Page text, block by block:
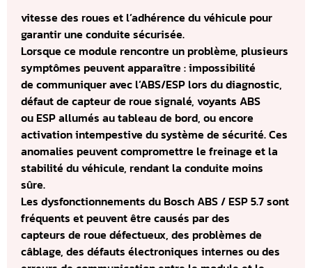
vitesse des roues et l’adhérence du véhicule pour
garantir une conduite sécurisée.
Lorsque ce module rencontre un problème, plusieurs
symptômes peuvent apparaître : impossibilité
de communiquer avec l’ABS/ESP lors du diagnostic,
défaut de capteur de roue signalé, voyants ABS
ou ESP allumés au tableau de bord, ou encore
activation intempestive du système de sécurité. Ces
anomalies peuvent compromettre le freinage et la
stabilité du véhicule, rendant la conduite moins
sûre.
Les dysfonctionnements du Bosch ABS / ESP 5.7 sont
fréquents et peuvent être causés par des
capteurs de roue défectueux, des problèmes de
câblage, des défauts électroniques internes ou des